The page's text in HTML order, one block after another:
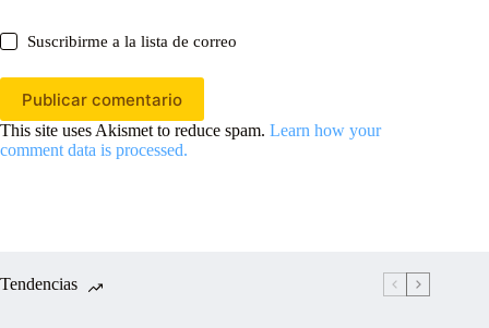
Suscribirme a la lista de correo
Publicar comentario
This site uses Akismet to reduce spam. Learn how your
comment data is processed.
Tendencias